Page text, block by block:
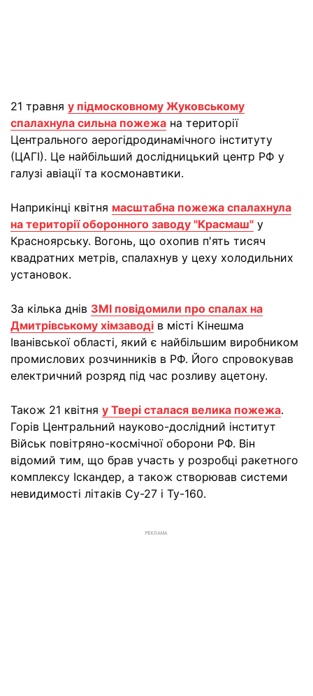
21 травня у підмосковному Жуковському
спалахнула сильна пожежа на території
Центрального аерогідродинамічного інституту
(ЦАГІ). Це найбільший дослідницький центр РФ у
галузі авіації та космонавтики.
Наприкінці квітня масштабна пожежа спалахнула
на території оборонного заводу "Красмаш" у
Красноярську. Вогонь, що охопив п'ять тисяч
квадратних метрів, спалахнув у цеху холодильних
установок.
За кілька днів ЗМІ повідомили про спалах на
Дмитрівському хімзаводі в місті Кінешма
Іванівської області, який є найбільшим виробником
промислових розчинників в РФ. Його спровокував
електричний розряд під час розливу ацетону.
Також 21 квітня у Твері сталася велика пожежа.
Горів Центральний науково-дослідний інститут
Військ повітряно-космічної оборони РФ. Він
відомий тим, що брав участь у розробці ракетного
комплексу Іскандер, а також створював системи
невидимості літаків Су-27 і Ту-160.
РЕКЛАМА